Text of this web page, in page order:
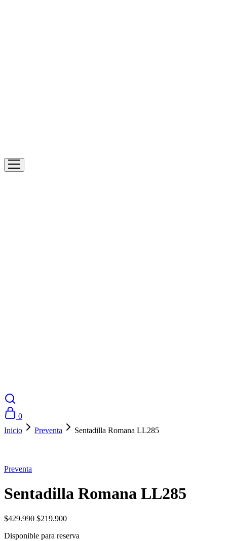
0
Inicio
Preventa Sentadilla Romana LL285
Preventa
Sentadilla Romana LL285
$429.990 El
original
$219.900El
actual
Disponible para reserva